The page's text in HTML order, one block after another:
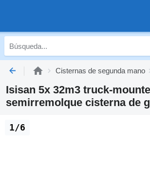
Cisternas de segunda mano
Isisan 5x 32m3 truck-
semirremolque cisterna de
1/6